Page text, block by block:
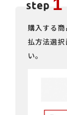
購入する
払方法選
い。